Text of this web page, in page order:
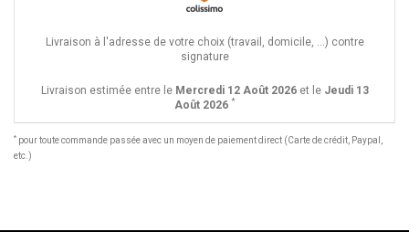
Livraison à l'adresse de votre choix (travail, domicile, ...) contre
signature
Livraison estimée entre le Mercredi 12 Août 2026et le Jeudi 13
Août 2026 *
* pour toute commande passée avec un moyen de paiement direct (Carte de crédit, Paypal,
etc.)